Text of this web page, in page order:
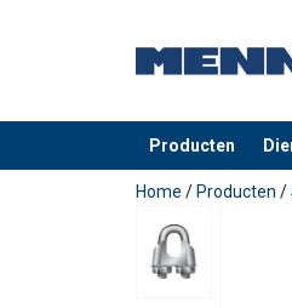
Producten
toegevoegd aan
Home / Producten /